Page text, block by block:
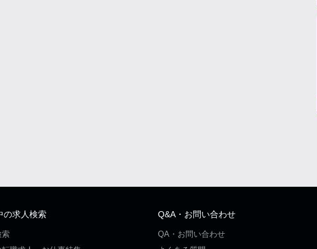
の求人検索
索
Q&A・お問い合わせ
QA・お問い合わせ